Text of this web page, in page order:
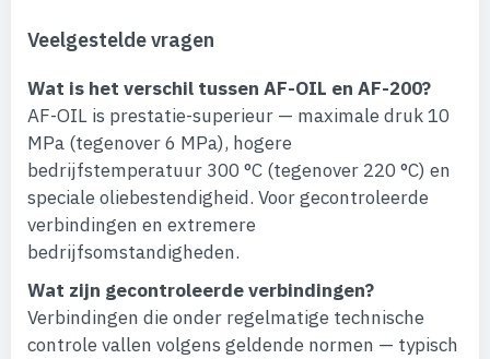
Veelgestelde vragen
Wat is het verschil tussen AF-OIL en AF-200?
AF-OIL is prestatie-superieur — maximale druk 10
MPa (tegenover 6 MPa), hogere
bedrijfstemperatuur 300 °C (tegenover 220 °C) en
speciale oliebestendigheid. Voor gecontroleerde
verbindingen en extremere
bedrijfsomstandigheden.
Wat zijn gecontroleerde verbindingen?
Verbindingen die onder regelmatige technische
controle vallen volgens geldende normen — typisch